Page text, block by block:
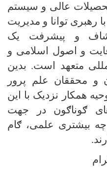
عالی و سیستم
رهبری توانا و مدیریت
و پیشرفت یک
و اصول اسلامی و
متعهد است. بدین
و محققان علم پرور
همکار نزدیک با این
ګوناګون در جهت
بیشتری علمی، ګام
.